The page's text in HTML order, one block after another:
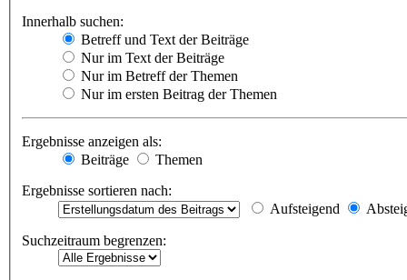
Innerhalb suchen:
Betreff und Text der Beiträge
Nur im Text der Beiträge
Nur im Betreff der Themen
Nur im ersten Beitrag der Themen
Ergebnisse anzeigen als:
Beiträge
Themen
Ergebnisse sortieren nach:
Aufsteigend
Suchzeitraum begrenzen: